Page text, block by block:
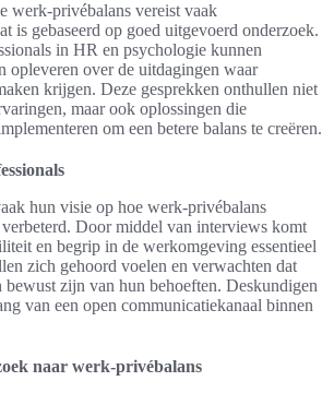
werk-privébalans vereist vaak
is gebaseerd op goed uitgevoerd onderzoek.
in HR en psychologie kunnen
opleveren over de uitdagingen waar
krijgen. Deze gesprekken onthullen niet
maar ook oplossingen die
om een betere balans te creëren.
hun visie op hoe werk-privébalans
Door middel van interviews komt
en begrip in de werkomgeving essentieel
zich gehoord voelen en verwachten dat
zijn van hun behoeften. Deskundigen
van een open communicatiekanaal binnen
naar werk-privébalans